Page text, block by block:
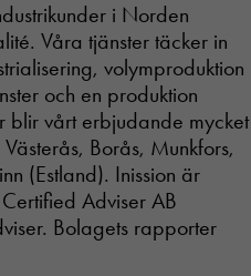
i Norden
Våra tjänster täcker in
volymproduktion
och en produktion
blir vårt erbjudande mycket
Borås, Munkfors,
(Estland). Inission är
Adviser AB
Bolagets rapporter